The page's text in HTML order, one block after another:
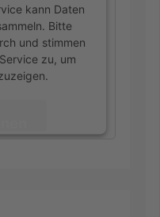
kann Daten
Bitte
und stimmen
zu, um